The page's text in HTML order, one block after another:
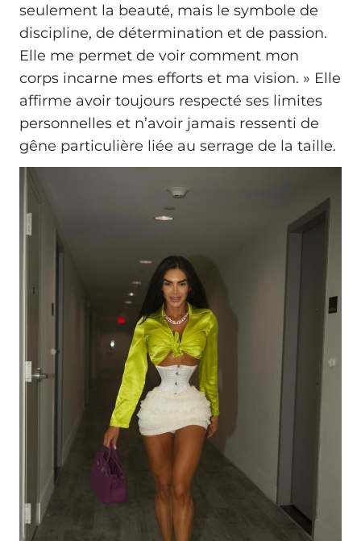
seulement la beauté, mais le symbole de
discipline, de détermination et de passion.
Elle me permet de voir comment mon
corps incarne mes efforts et ma vision. » Elle
affirme avoir toujours respecté ses limites
personnelles et n’avoir jamais ressenti de
gêne particulière liée au serrage de la taille.